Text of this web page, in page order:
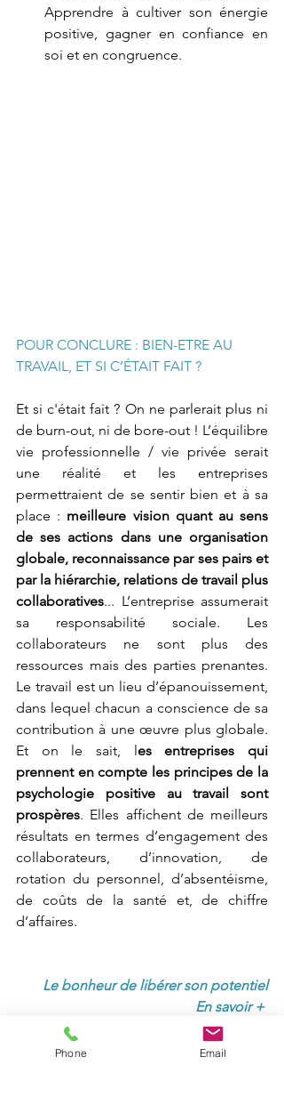
Apprendre à cultiver son énergie
positive, gagner en confiance en
soi et en congruence.
POUR CONCLURE : BIEN-ETRE AU
TRAVAIL, ET SI C’ÉTAIT FAIT ?
Et si c'était fait ? On ne parlerait plus ni
de burn-out, ni de bore-out ! L’équilibre
vie professionnelle / vie privée serait
une réalité et les entreprises
permettraient de se sentir bien et à sa
place : meilleure vision quant au sens
de ses actions dans une organisation
globale, reconnaissance par ses pairs et
par la hiérarchie, relations de travail plus
collaboratives... L’entreprise assumerait
sa responsabilité sociale. Les
collaborateurs ne sont plus des
ressources mais des parties prenantes.
Le travail est un lieu d’épanouissement,
dans lequel chacun a conscience de sa
contribution à une œuvre plus globale.
Et on le sait, les entreprises qui
prennent en compte les principes de la
psychologie positive au travail sont
prospères. Elles affichent de meilleurs
résultats en termes d’engagement des
collaborateurs, d’innovation, de
rotation du personnel, d’absentéisme,
de coûts de la santé et, de chiffre
d’affaires.
Le bonheur de libérer son potentiel
En savoir +
Phone Email